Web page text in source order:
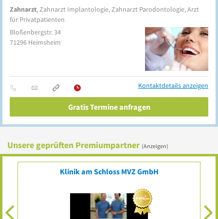
Zahnarzt, Zahnarzt Implantologie, Zahnarzt Parodontologie, Arzt
für Privatpatienten
Bloßenbergstr. 34
71296 Heimsheim
Kontaktdetails anzeigen
Gratis Termine anfragen
Unsere geprüften Premiumpartner (Anzeigen)
Klinik am Schloss MVZ GmbH